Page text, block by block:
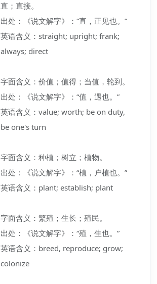
直；直接。
出处：《说文解字》：“直，正见也。”
英语含义：straight; upright; frank;
always; direct
字面含义：价值；值得；当值，轮到。
出处：《说文解字》：“值，遇也。”
英语含义：value; worth; be on duty,
be one's turn
字面含义：种植；树立；植物。
出处：《说文解字》：“植，户植也。”
英语含义：plant; establish; plant
字面含义：繁殖；生长；殖民。
出处：《说文解字》：“殖，生也。”
英语含义：breed, reproduce; grow;
colonize